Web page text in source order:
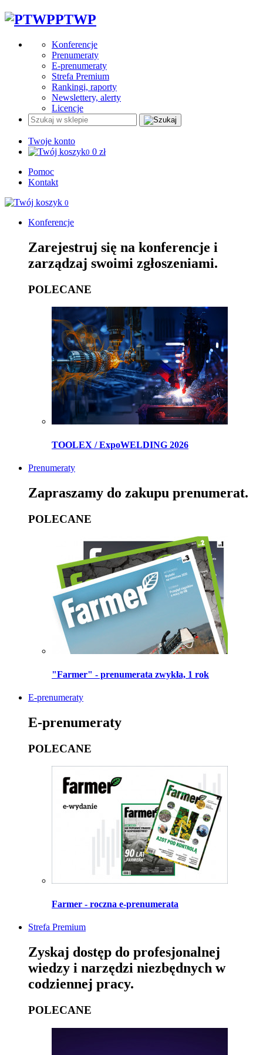
PTWP
Konferencje
Prenumeraty
E-prenumeraty
Strefa Premium
Rankingi, raporty
Newslettery, alerty
Licencje
Twoje konto
0 0 zł
Pomoc
Kontakt
0
Konferencje
Zarejestruj się na konferencje i
zarządzaj swoimi zgłoszeniami.
POLECANE
TOOLEX / ExpoWELDING 2026
Prenumeraty
Zapraszamy do zakupu prenumerat.
POLECANE
"Farmer" - prenumerata zwykła, 1 rok
E-prenumeraty
E-prenumeraty
POLECANE
Farmer - roczna e-prenumerata
Strefa Premium
Zyskaj dostęp do profesjonalnej
wiedzy i narzędzi niezbędnych w
codziennej pracy.
POLECANE